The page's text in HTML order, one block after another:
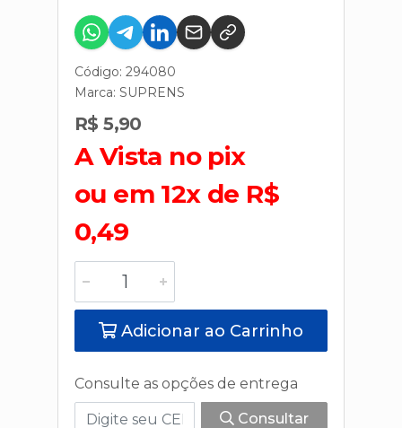
Código: 294080
Marca: SUPRENS
R$ 5,90
A Vista no pix
ou em 12x de R$
0,49
Adicionar ao Carrinho
Consulte as opções de entrega
Consultar